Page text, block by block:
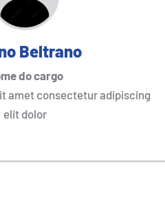
Beltrano
do cargo
amet consectetur adipiscing
elit dolor